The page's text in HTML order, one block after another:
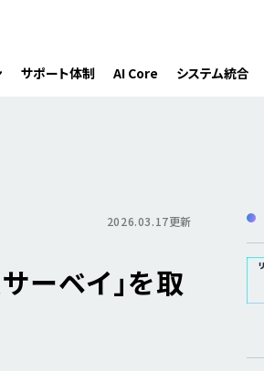
サポート体制 AI Core システム統合
2026.03.17更新
ーベイ」を取